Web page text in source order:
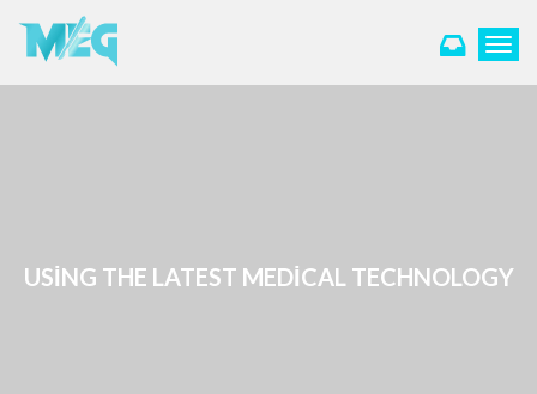
T
i
g
USING THE LATEST MEDICAL TECHNOLOGY